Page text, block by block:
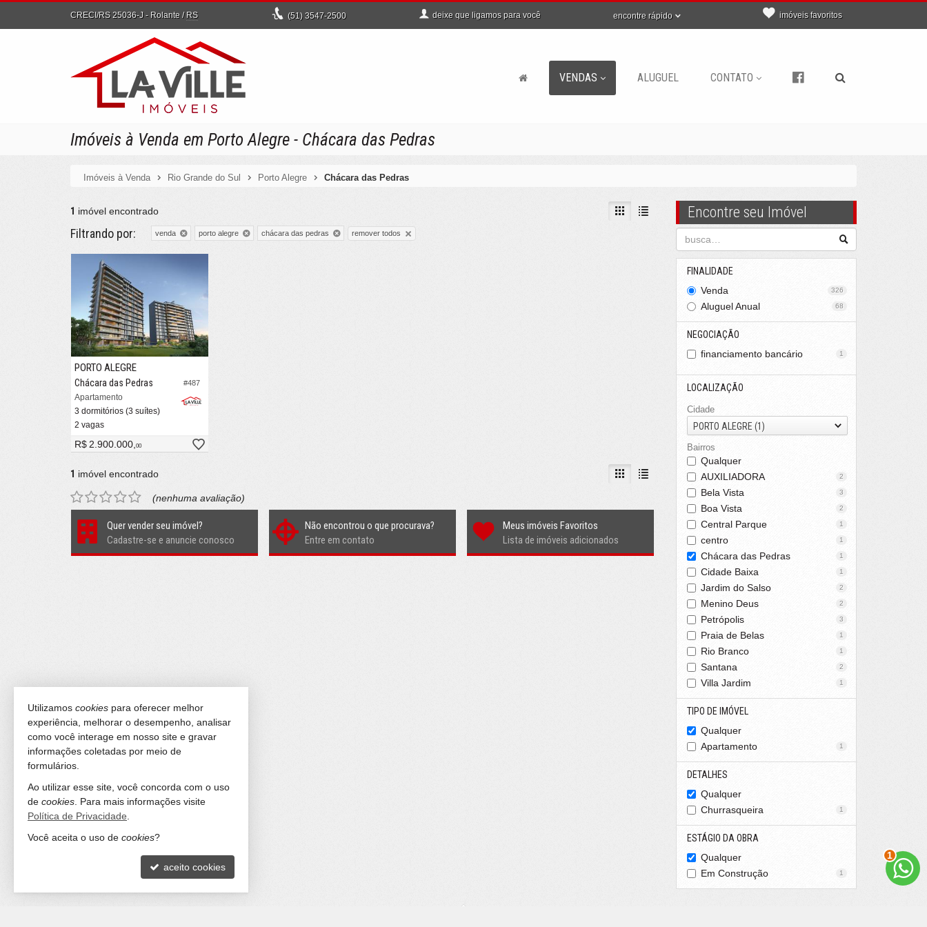
CRECI/RS 25036-J - Rolante / RS (51) 3547-2500 deixe que ligamos para você encontre rápido imóveis favoritos
VENDAS ALUGUEL CONTATO
Imóveis à Venda em Porto Alegre - Chácara das Pedras
Imóveis à Venda Rio Grande do Sul Porto Alegre Chácara das Pedras
Encontre seu Imóvel
FINALIDADE
Venda
326
Aluguel Anual 68
NEGOCIAÇÃO
financiamento bancário
1
LOCALIZAÇÃO
Cidade
PORTO ALEGRE (1)
Bairros
Qualquer
AUXILIADORA
2
Bela Vista 3
Boa Vista 2
Central Parque 1
centro 1
Chácara das Pedras 1
Cidade Baixa 1
Jardim do Salso 2
Menino Deus 2
Petrópolis 3
Praia de Belas 1
Rio Branco 1
Santana 2
Villa Jardim 1
TIPO DE IMÓVEL
Qualquer
Apartamento
1
DETALHES
Qualquer
Churrasqueira
1
ESTÁGIO DA OBRA
Qualquer
Em Construção
1
1 imóvel encontrado
Filtrando por: venda porto alegre chácara das pedras remover todos
#487
PORTO ALEGRE
Chácara das Pedras
Apartamento
3 dormitórios (3 suítes)
2 vagas
R$ 2.900.000,00
1 imóvel encontrado
(nenhuma avaliação)
Quer vender seu imóvel?
Cadastre-se e anuncie conosco
Não encontrou o que procurava?
Entre em contato
Meus imóveis Favoritos
Lista de imóveis adicionados
1
Utilizamos cookies para oferecer melhor
experiência, melhorar o desempenho, analisar
como você interage em nosso site e gravar
informações coletadas por meio de
formulários.
Ao utilizar esse site, você concorda com o uso
de cookies . Para mais informações visite
Política de Privacidade
Você aceita o uso de cookies?
aceito cookies